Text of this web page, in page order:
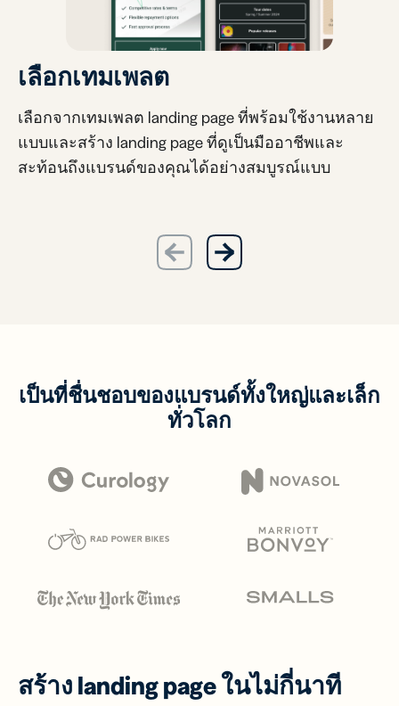
เลือกเทมเพลต
เลือกจากเทมเพลต landing page ที่พร้อมใช้งานหลาย
แบบและสร้าง landing page ที่ดูเป็นมืออาชีพและ
สะท้อนถึงแบรนด์ของคุณได้อย่างสมบูรณ์แบบ
previous
next
เป็นที่ชื่นชอบของแบรนด์ทั้งใหญ่และเล็ก
ทั่วโลก
สร้าง landing page ในไม่กี่นาที